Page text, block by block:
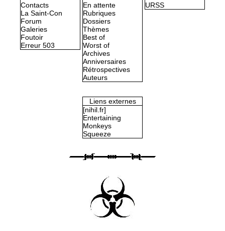
Contacts
La Saint-Con
Forum
Galeries
Foutoir
Erreur 503
En attente
Rubriques
Dossiers
Thèmes
Best of
Worst of
Archives
Anniversaires
Rétrospectives
Auteurs
URSS
Liens externes
[nihil.fr]
Entertaining
Monkeys
Squeeze